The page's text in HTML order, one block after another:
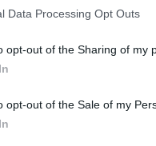
Data Processing Opt Outs
opt-out of the Sharing of my
opt-out of the Sale of my
receptjét mi is
Így
zabkását